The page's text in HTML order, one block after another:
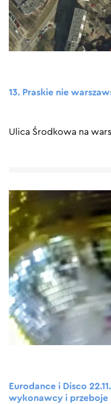
13. Praskie nie
Ulica Środkowa na
Eurodance i Disco
wykonawcy i przeboje